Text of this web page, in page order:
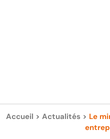
Accueil > Actualités> Le